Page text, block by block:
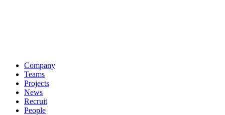
Company
Teams
Projects
News
Recruit
People